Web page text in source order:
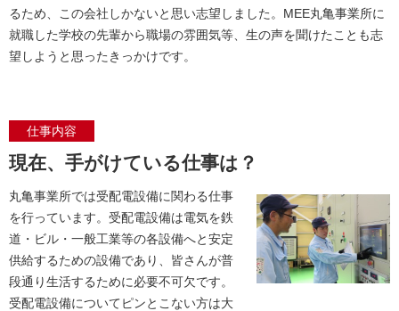
るため、この会社しかないと思い志望しました。MEE丸亀事業所に
就職した学校の先輩から職場の雰囲気等、生の声を聞けたことも志
望しようと思ったきっかけです。
仕事内容
現在、手がけている仕事は？
丸亀事業所では受配電設備に関わる仕事
を行っています。受配電設備は電気を鉄
道・ビル・一般工業等の各設備へと安定
供給するための設備であり、皆さんが普
段通り生活するために必要不可欠です。
受配電設備についてピンとこない方は大